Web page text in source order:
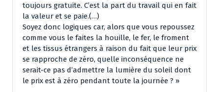
toujours gratuite. C’est la part du travail qui en fait
la valeur et se paie.(…)
Soyez donc logiques car, alors que vous repoussez
comme vous le faites la houille, le fer, le froment
et les tissus étrangers à raison du fait que leur prix
se rapproche de zéro, quelle inconséquence ne
serait-ce pas d’admettre la lumière du soleil dont
le prix est à zéro pendant toute la journée ? »